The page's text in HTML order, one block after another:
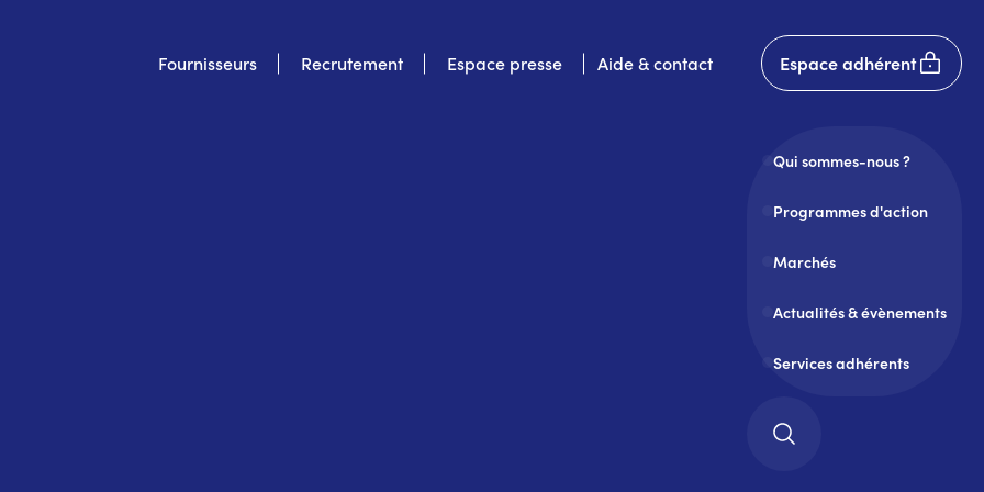
Fournisseurs Recrutement Espace presse Aide & contact
User
account
Espace adhérent
Qui sommes-nous ?
Programmes d'action
Marchés
Actualités & évènements
Services adhérents